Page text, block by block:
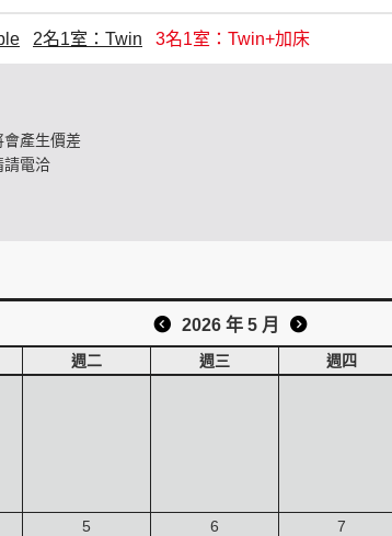
2名1室：Twin 3名1室：Twin+加床
會產生價差
請電洽
2026 年 5 月
週二 週三 週四
5
6
7